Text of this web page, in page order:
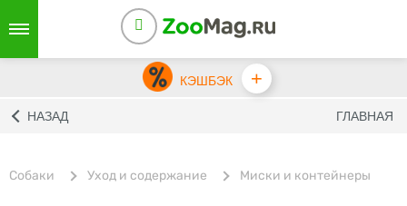
КЭШБЭК +
НАЗАД ГЛАВНАЯ
Собаки Уход и содержание Миски и контейнеры